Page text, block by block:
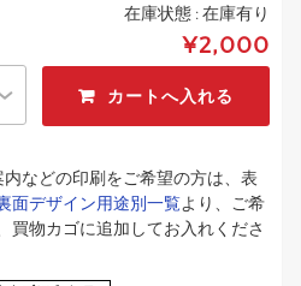
在庫状態 :在庫有り
¥2,000
などの印刷をご希望の方は、表
面デザイン用途別一覧より、ご希
買物カゴに追加してお入れくださ